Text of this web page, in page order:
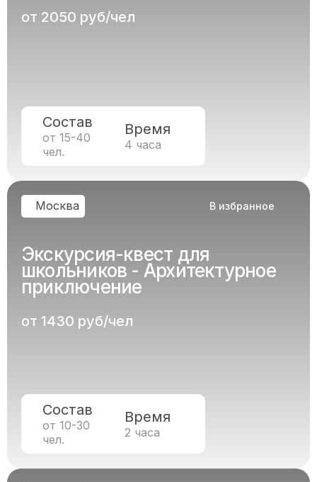
от 2050 руб/чел
Состав
от 15-40
чел.
Время
4 часа
Москва В избранное
Экскурсия-квест для
школьников - Архитектурное
приключение
от 1430 руб/чел
Состав
от 10-30
чел.
Время
2 часа